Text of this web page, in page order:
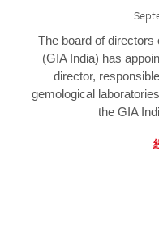
The board of directors
(GIA India) has
director,
gemological
the GIA